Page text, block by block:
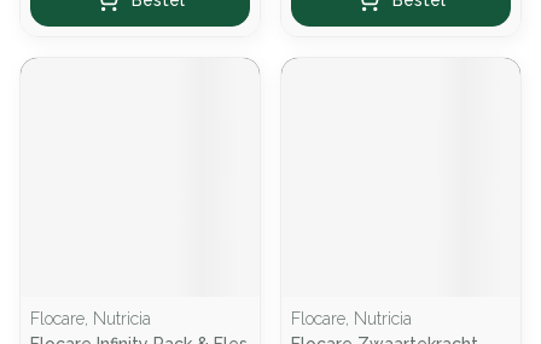
Flocare, Nutricia
Flocare, Nutricia